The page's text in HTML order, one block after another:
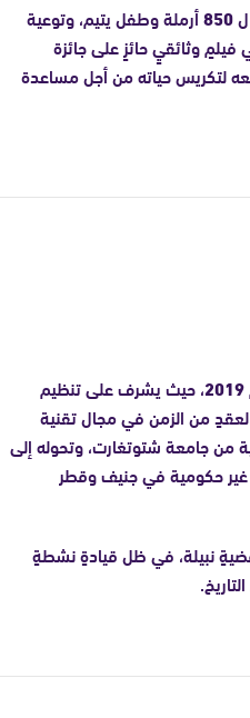
850أرملة وطفل يتيم، وتوعية
وثائقيٍ حائزٍ على جائزة
لتكريس حياته من أجل مساعدة
2019، حيث يشرف على تنظيم
من الزمن في مجال تقنية
من جامعة شتوتغارت، وتحوله إلى
حكومية في جنيف وقطر
نبيلة، في ظل قيادةٍ نشطةٍ